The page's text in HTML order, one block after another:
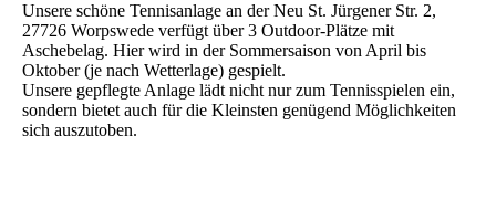
Unsere schöne Tennisanlage an der Neu St. Jürgener Str. 2,
27726 Worpswede verfügt über 3 Outdoor-Plätze mit
Aschebelag. Hier wird in der Sommersaison von April bis
Oktober (je nach Wetterlage) gespielt.
Unsere gepflegte Anlage lädt nicht nur zum Tennisspielen ein,
sondern bietet auch für die Kleinsten genügend Möglichkeiten
sich auszutoben.